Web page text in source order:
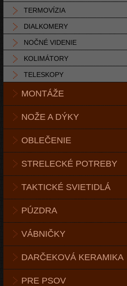
TERMOVÍZIA
DIALKOMERY
NOČNÉ VIDENIE
KOLIMÁTORY
TELESKOPY
MONTÁŽE
NOŽE A DÝKY
OBLEČENIE
STRELECKÉ POTREBY
TAKTICKÉ SVIETIDLÁ
PÚZDRA
VÁBNIČKY
DARČEKOVÁ KERAMIKA
PRE PSOV